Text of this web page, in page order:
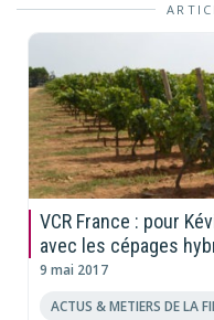
VCR France : pour
avec les cépages
9 mai 2017
ACTUS & METIERS DE LA